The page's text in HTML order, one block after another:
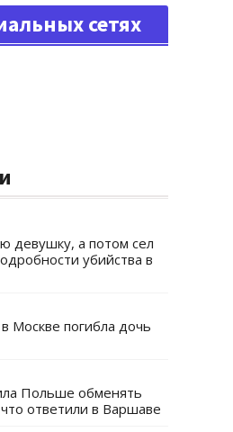
сетях
девушку, а потом сел
убийства в
Москве погибла дочь
Польше обменять
ответили в Варшаве